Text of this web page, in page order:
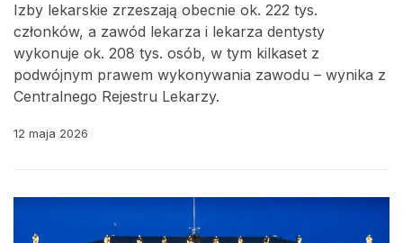
Izby lekarskie zrzeszają obecnie ok. 222 tys.
członków, a zawód lekarza i lekarza dentysty
wykonuje ok. 208 tys. osób, w tym kilkaset z
podwójnym prawem wykonywania zawodu – wynika z
Centralnego Rejestru Lekarzy.
12 maja 2026